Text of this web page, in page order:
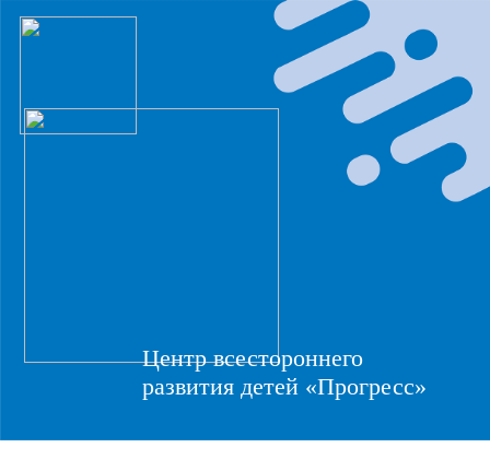
Центр всестороннего
развития детей «Прогресс»